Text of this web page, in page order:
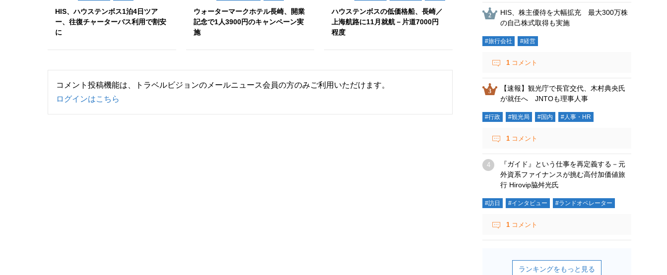
HIS、ハウステンボス1泊4日ツア
ー、往復チャーターバス利用で割安
に
ウォーターマークホテル長崎、開業
記念で1人3900円のキャンペーン実
施
ハウステンボスの低価格船、長崎／
上海航路に11月就航－片道7000円
程度
コメント投稿機能は、トラベルビジョンのメールニュース会員の方のみご利用いただけます。
ログインはこちら
HIS、株主優待を大幅拡充 最大300万株
の自己株式取得も実施
#旅行会社 #経営
1 コメント
【速報】観光庁で長官交代、木村典央氏
が就任へ JNTOも理事人事
#行政 #観光局 #国内 #人事・HR
1 コメント
『ガイド』という仕事を再定義する－元
外資系ファイナンスが挑む高付加価値旅
行 Hirovip脇舛光氏
#訪日 #インタビュー #ランドオペレーター
1 コメント